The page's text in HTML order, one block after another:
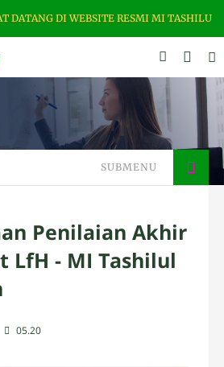
WEBSITE RESMI MI TASHILUL MUBTADIIN
SUBMENU
Penilaian Akhir
LfH - MI Tashilul
05.20